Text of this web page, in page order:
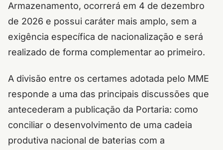
Armazenamento, ocorrerá em 4 de dezembro
de 2026 e possui caráter mais amplo, sem a
exigência específica de nacionalização e será
realizado de forma complementar ao primeiro.
A divisão entre os certames adotada pelo MME
responde a uma das principais discussões que
antecederam a publicação da Portaria: como
conciliar o desenvolvimento de uma cadeia
produtiva nacional de baterias com a